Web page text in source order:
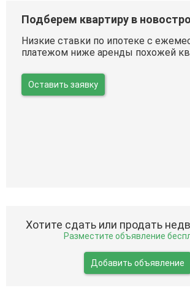
Подберем квартиру в
Низкие ставки по ипотеке с
платежом ниже аренды похожей
Оставить заявку
Хотите сдать или продать
Разместите объявление
Добавить объявление